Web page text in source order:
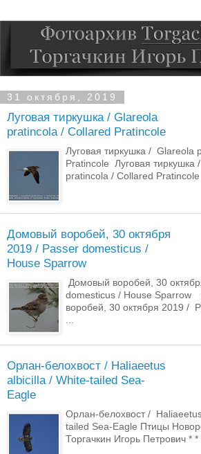
31 октября, 2019
Луговая тиркушка / Glareola
pratincola / Collared Pratincole
Луговая тиркушка / Glareola
Pratincole Луговая тиркушка
pratincola / Collared Pratincole
Домовый воробей, 30 октября
2019 / Passer domesticus /
House Sparrow
Домовый воробей, 30
domesticus / House
воробей, 30 октября 2019 /
...
Орлан-белохвост / Haliaeetus
albicilla / White-tailed Sea-
Eagle
Орлан-белохвост /
tailed Sea-Eagle Птицы
Торгачкин Игорь Петрович *